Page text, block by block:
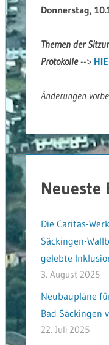
Donnerstag,
Themen der
Protokolle-->
Änderungen
Neueste
Die Caritas-
Säckingen-
gelebte
3. August 2025
Neubaupläne
Bad Säckingen
22. Juli 2025